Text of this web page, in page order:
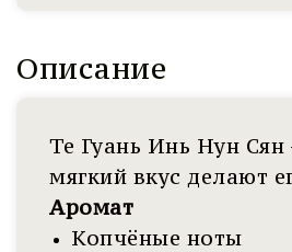
Описание
Те Гуань Инь Нун
мягкий вкус делают
Аромат
Копчёные ноты